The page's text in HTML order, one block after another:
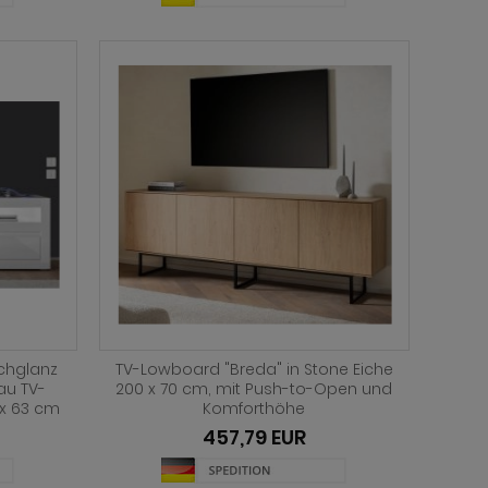
TV-
63 cm
TV-Lowboard "Breda" in Stone Eiche
200 x 70 cm, mit Push-to-Open und
Komforthöhe
457,79 EUR